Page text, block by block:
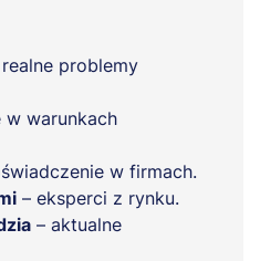
problemy
w warunkach
w firmach.
– eksperci z rynku.
– aktualne